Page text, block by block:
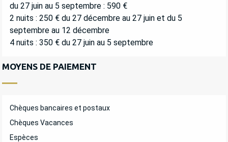
du 27 juin au 5 septembre : 590 €
2 nuits : 250 € du 27 décembre au 27 juin et du 5
septembre au 12 décembre
4 nuits : 350 € du 27 juin au 5 septembre
MOYENS DE PAIEMENT
Chèques bancaires et postaux
Chèques Vacances
Espèces